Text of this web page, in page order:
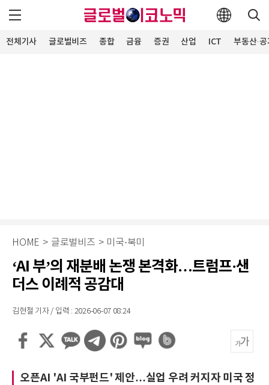
전체기사 글로벌비즈 종합 금융 증권 산업 ICT 부동산·
HOME > 글로벌비즈 > 미국·북미
‘AI 부’의 재분배 논쟁 본격화…트럼프·샌
더스 이례적 공감대
김현철 기자 / 입력 : 2026-06-07 08:24
오픈AI 'AI 국부펀드' 제안…실업 우려 커지자 미국 정